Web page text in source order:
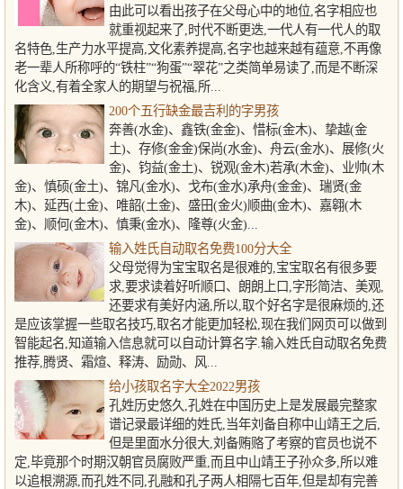
由此可以看出孩子在父母心中的地位,名字相应也
就重视起来了,时代不断更迭,一代人有一代人的取
名特色,生产力水平提高,文化素养提高,名字也越来越有蕴意,不再像
老一辈人所称呼的“铁柱”“狗蛋”“翠花”之类简单易读了,而是不断深
化含义,有着全家人的期望与祝福,所...
200个五行缺金最吉利的字男孩
奔善(水金)、鑫铁(金金)、惜标(金木)、挚越(金
土)、存修(金金)保尚(水金)、舟云(金水)、展修(火
金)、钧益(金土)、锐观(金木)若承(木金)、业帅(木
金)、慎硕(金土)、锦凡(金水)、戈布(金水)承舟(金金)、瑞贤(金
木)、延西(土金)、唯韶(土金)、盛田(金火)顺曲(金木)、嘉翱(木
金)、顺何(金木)、慎秉(金水)、隆尊(火金)...
输入姓氏自动取名免费100分大全
父母觉得为宝宝取名是很难的,宝宝取名有很多要
求,要求读着好听顺口、朗朗上口,字形简洁、美观,
还要求有美好内涵,所以,取个好名字是很麻烦的,还
是应该掌握一些取名技巧,取名才能更加轻松,现在我们网页可以做到
智能起名,知道输入信息就可以自动计算名字.输入姓氏自动取名免费
推荐,腾贤、霜煊、释涛、励勋、风...
给小孩取名字大全2022男孩
孔姓历史悠久,孔姓在中国历史上是发展最完整家
谱记录最详细的姓氏,当年刘备自称中山靖王之后,
但是里面水分很大,刘备贿赂了考察的官员也说不
定,毕竟那个时期汉朝官员腐败严重,而且中山靖王子孙众多,所以难
以追根溯源,而孔姓不同,孔融和孔子两人相隔七百年,但是却有完善